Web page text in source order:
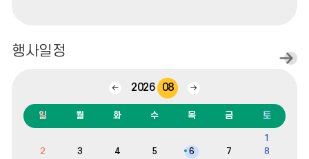
행사일정
이
달
2026 08
다
달
일 월 화 수 목 금 토
1
2
3 4 5 6 7
8
일
정